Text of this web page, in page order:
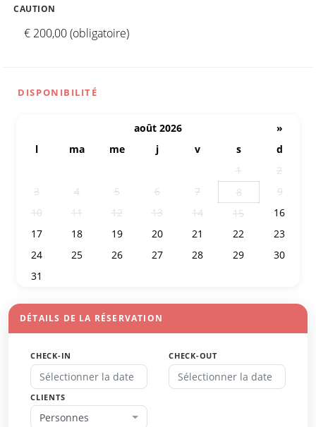
CAUTION
€ 200,00 (obligatoire)
DISPONIBILITÉ
août 2026
»
l
ma me j v s
d
1
2
3
4 5 6 7 8
9
10
11 12 13 14 15
16
17
18 19 20 21 22
23
24
25 26 27 28 29
30
31
DÉTAILS DE LA RÉSERVATION
CHECK-IN CHECK-OUT
CLIENTS
Personnes